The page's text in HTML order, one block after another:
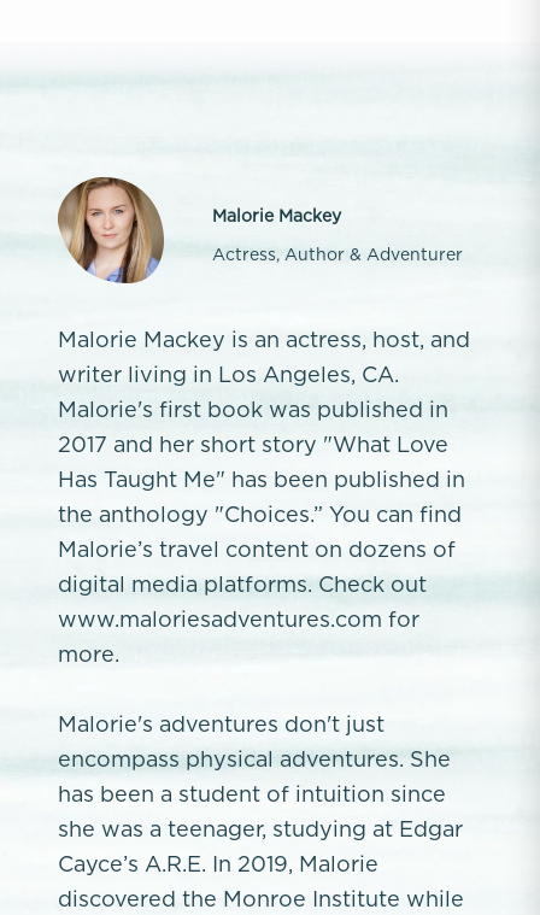
Malorie Mackey
Actress, Author & Adventurer
Malorie Mackey is an actress, host, and
writer living in Los Angeles, CA.
Malorie's first book was published in
2017 and her short story "What Love
Has Taught Me" has been published in
the anthology "Choices.” You can find
Malorie’s travel content on dozens of
digital media platforms. Check out
www.maloriesadventures.com for
more.
Malorie's adventures don't just
encompass physical adventures. She
has been a student of intuition since
she was a teenager, studying at Edgar
Cayce’s A.R.E. In 2019, Malorie
discovered the Monroe Institute while